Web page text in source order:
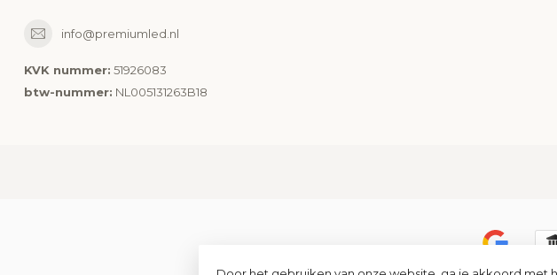
info@premiumled.nl
KVK nummer: 51926083
btw-nummer: NL005131263B18